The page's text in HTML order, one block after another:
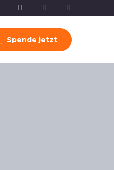
Spende jetzt